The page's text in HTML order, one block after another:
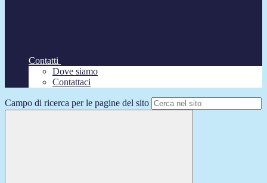
Contatti
Dove siamo
Contattaci
Campo di ricerca per le pagine del sito